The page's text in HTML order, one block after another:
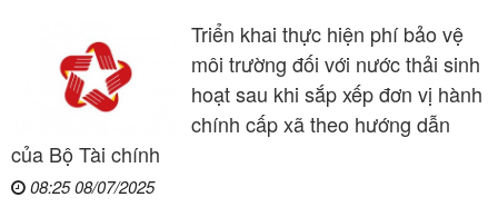
Triển khai thực hiện phí bảo vệ
môi trường đối với nước thải sinh
hoạt sau khi sắp xếp đơn vị hành
chính cấp xã theo hướng dẫn
của Bộ Tài chính
08:25 08/07/2025